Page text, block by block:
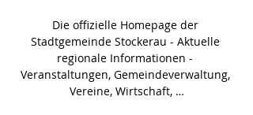
Die offizielle Homepage der
Stadtgemeinde Stockerau - Aktuelle
regionale Informationen -
Veranstaltungen, Gemeindeverwaltung,
Vereine, Wirtschaft, …